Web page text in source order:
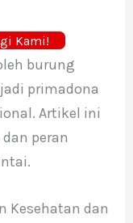
Kami!
burung
primadona
Artikel ini
peran
Kesehatan dan